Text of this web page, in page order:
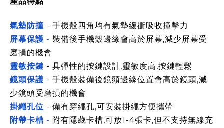
氣墊防撞 - 手機殼四角均有氣墊緩衝吸收撞擊力
屏幕保護 - 裝備後手機殼邊緣會高於屏幕,減少屏幕受
磨損的機會
靈敏按鍵 - 具彈性的按鍵設計,靈敏度高,按鍵輕鬆
鏡頭保護 - 手機殼裝備後鏡頭邊緣位置會高於鏡頭,減
少鏡頭受磨損的機會
掛繩孔位 - 備有穿繩孔,可安裝掛繩方便攜帶
附帶卡槽 - 附有隱藏卡槽,可放1-4張卡,但不支持無線充